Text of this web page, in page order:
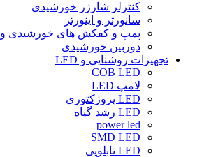
کنترلر شارژر خورشیدی
سانورتر و اینورتر
پمپ و کفکش های خورشیدی و DC
دوربین خورشیدی
تجهیزات روشنایی و LED
COB LED
لامپ LED
LED پروژکتوری
LED رشد گیاه
power led
SMD LED
LED تابلویی